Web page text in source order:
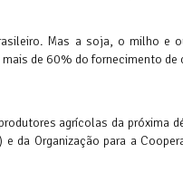
Mas a soja, o milho e
de 60% do fornecimento
agrícolas da próxima
da Organização para a